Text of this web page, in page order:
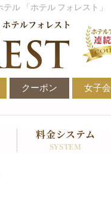
ル 「ホテル フォレスト」
クーポン 女子会
料金システム
SYSTEM